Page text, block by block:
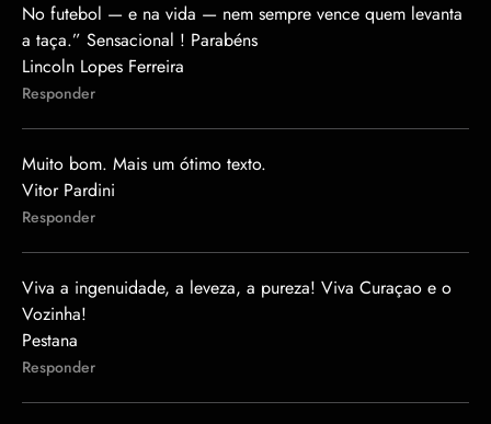
No futebol — e na vida — nem sempre vence quem levanta
a taça.” Sensacional ! Parabéns
Lincoln Lopes Ferreira
Responder
Muito bom. Mais um ótimo texto.
Vitor Pardini
Responder
Viva a ingenuidade, a leveza, a pureza! Viva Curaçao e o
Vozinha!
Pestana
Responder